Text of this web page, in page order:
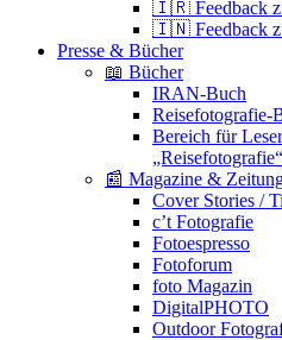
🇮🇷 Feedback
🇮🇳 Feedback
Presse & Bücher
📖 Bücher
IRAN-Buch
Reisefotografie-
Bereich für
„Reisefotografie“
📰 Magazine &
Cover Stories /
c’t Fotografie
Fotoespresso
Fotoforum
foto Magazin
DigitalPHOTO
Outdoor